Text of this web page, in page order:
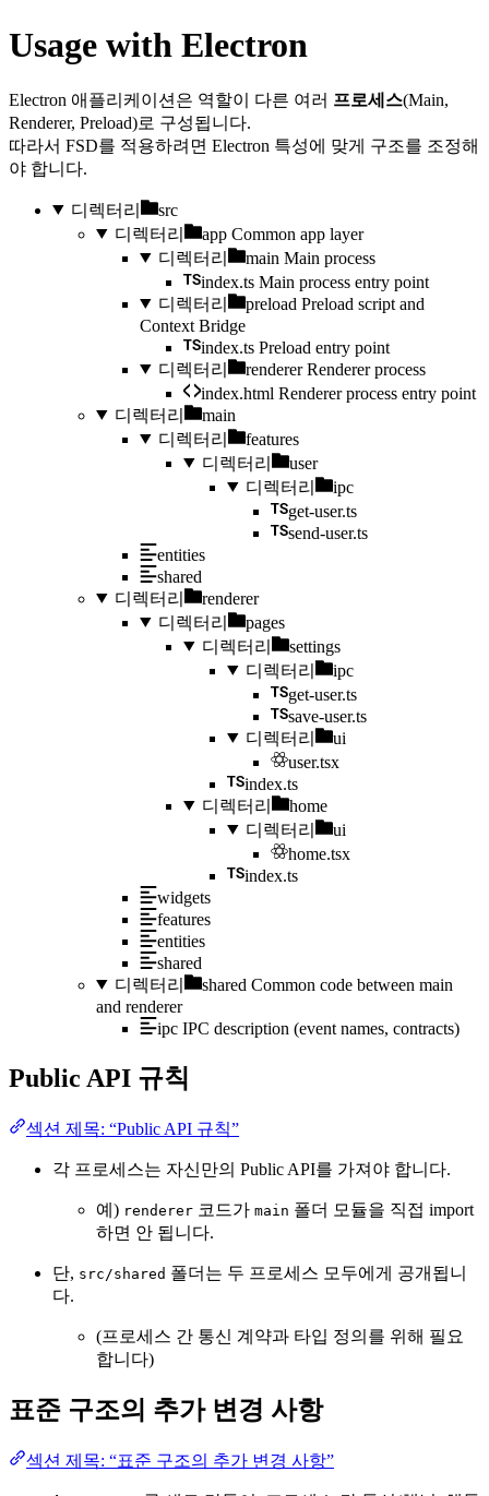
Usage with Electron
Electron 애플리케이션은 역할이 다른 여러 프로세스(Main,
Renderer, Preload)로 구성됩니다.
따라서 FSD를 적용하려면 Electron 특성에 맞게 구조를 조정해
야 합니다.
디렉터리
src
디렉터리
app Common app layer
디렉터리
main Main process
index.ts Main process entry point
디렉터리
preload Preload script and
Context Bridge
index.ts Preload entry point
디렉터리
renderer Renderer process
index.html Renderer process entry point
디렉터리
main
디렉터리
features
디렉터리
user
디렉터리
ipc
get-user.ts
send-user.ts
entities
shared
디렉터리
renderer
디렉터리
pages
디렉터리
settings
디렉터리
ipc
get-user.ts
save-user.ts
디렉터리
ui
user.tsx
index.ts
디렉터리
home
디렉터리
ui
home.tsx
index.ts
widgets
features
entities
shared
디렉터리
shared Common code between main
and renderer
ipc IPC description (event names, contracts)
Public API 규칙
섹션 제목: “Public API 규칙”
각 프로세스는 자신만의 Public API를 가져야 합니다.
예) renderer 코드가 main 폴더 모듈을 직접 import
하면 안 됩니다.
단, src/shared 폴더는 두 프로세스 모두에게 공개됩니
다.
(프로세스 간 통신 계약과 타입 정의를 위해 필요
합니다)
표준 구조의 추가 변경 사항
섹션 제목: “표준 구조의 추가 변경 사항”